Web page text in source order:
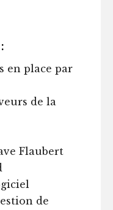
en place par
de la
Flaubert
de